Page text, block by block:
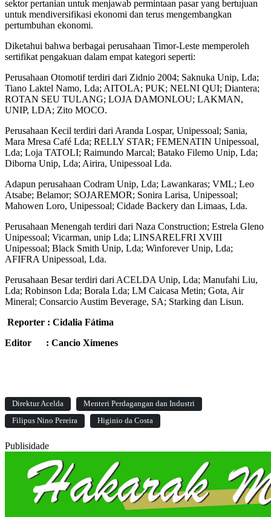
sektor pertanian untuk menjawab permintaan pasar yang bertujuan
untuk mendiversifikasi ekonomi dan terus mengembangkan
pertumbuhan ekonomi.
Diketahui bahwa berbagai perusahaan Timor-Leste memperoleh
sertifikat pengakuan dalam empat kategori seperti:
Perusahaan Otomotif terdiri dari Zidnio 2004; Saknuka Unip, Lda;
Tiano Laktel Namo, Lda; AITOLA; PUK; NELNI QUI; Diantera;
ROTAN SEU TULANG; LOJA DAMONLOU; LAKMAN,
UNIP, LDA; Zito MOCO.
Perusahaan Kecil terdiri dari Aranda Lospar, Unipessoal; Sania,
Mara Mresa Café Lda; RELLY STAR; FEMENATIN Unipessoal,
Lda; Loja TATOLI; Raimundo Marcal; Batako Filemo Unip, Lda;
Diborna Unip, Lda; Airira, Unipessoal Lda.
Adapun perusahaan Codram Unip, Lda; Lawankaras; VML; Leo
Atsabe; Belamor; SOJAREMOR; Sonira Larisa, Unipessoal;
Mahowen Loro, Unipessoal; Cidade Backery dan Limaas, Lda.
Perusahaan Menengah terdiri dari Naza Construction; Estrela Gleno
Unipessoal; Vicarman, unip Lda; LINSARELFRI XVIII
Unipessoal; Black Smith Unip, Lda; Winforever Unip, Lda;
AFIFRA Unipessoal, Lda.
Perusahaan Besar terdiri dari ACELDA Unip, Lda; Manufahi Liu,
Lda; Robinson Lda; Borala Lda; LM Caicasa Metin; Gota, Air
Mineral; Consarcio Austim Beverage, SA; Starking dan Lisun.
Reporter : Cidalia Fátima
Editor : Cancio Ximenes
Direktur Acelda
Menteri Perdagangan dan Industri
Filipus Nino Pereira
Higinio da Costa
Publisidade